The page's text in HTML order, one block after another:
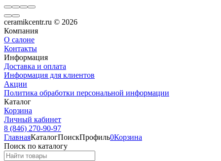
ceramikcentr.ru © 2026
Компания
О салоне
Контакты
Информация
Доставка и оплата
Информация для клиентов
Акции
Политика обработки персональной информации
Каталог
Корзина
Личный кабинет
8 (846) 270-90-97
ГлавнаяКаталогПоискПрофиль0Корзина
Поиск по каталогу